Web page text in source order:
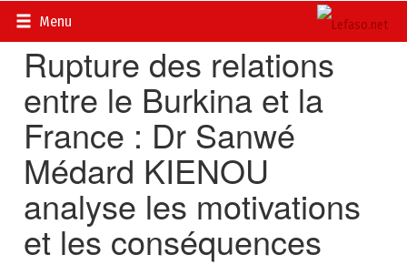
Menu
Accueil>
Rupture des relations
entre le Burkina et la
France : Dr Sanwé
Médard KIENOU
analyse les motivations
et les conséquences